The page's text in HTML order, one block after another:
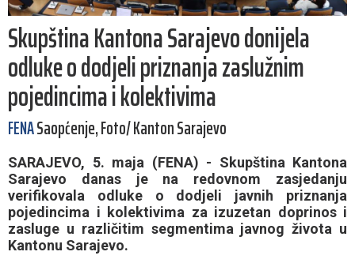
Skupština Kantona Sarajevo donijela
odluke o dodjeli priznanja zaslužnim
pojedincima i kolektivima
FENASaopćenje, Foto/ Kanton Sarajevo
SARAJEVO, 5. maja (FENA) - Skupština Kantona
Sarajevo danas je na redovnom zasjedanju
verifikovala odluke o dodjeli javnih priznanja
pojedincima i kolektivima za izuzetan doprinos i
zasluge u različitim segmentima javnog života u
Kantonu Sarajevo.